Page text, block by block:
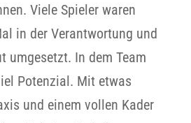
Viele Spieler waren
in der Verantwortung und
umgesetzt. In dem Team
Potenzial. Mit etwas
und einem vollen Kader